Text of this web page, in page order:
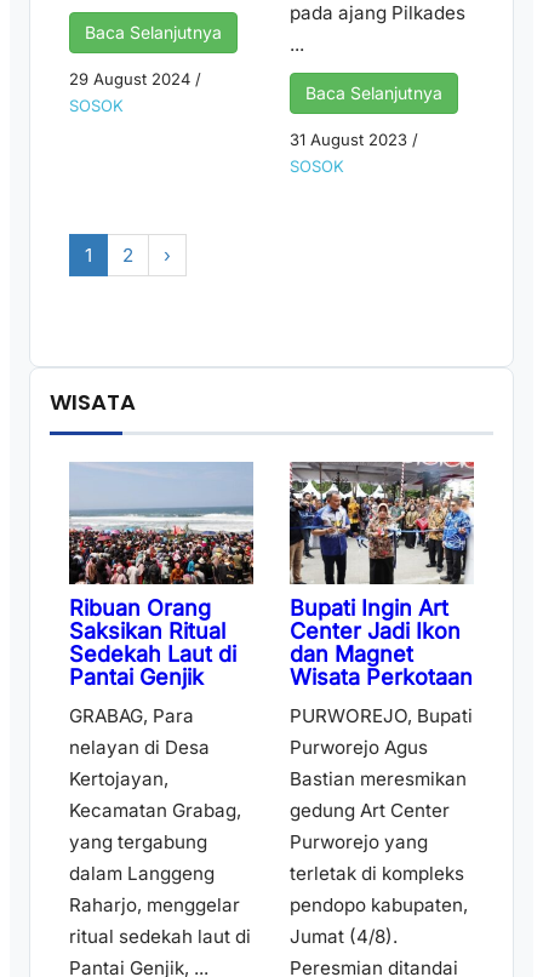
Baca Selanjutnya
29 August 2024 /
SOSOK
pada ajang Pilkades
...
Baca Selanjutnya
31 August 2023 /
SOSOK
1 2 ›
WISATA
Ribuan Orang
Saksikan Ritual
Sedekah Laut di
Pantai Genjik
GRABAG, Para
nelayan di Desa
Kertojayan,
Kecamatan Grabag,
yang tergabung
dalam Langgeng
Raharjo, menggelar
ritual sedekah laut di
Pantai Genjik, ...
Bupati Ingin Art
Center Jadi Ikon
dan Magnet
Wisata Perkotaan
PURWOREJO, Bupati
Purworejo Agus
Bastian meresmikan
gedung Art Center
Purworejo yang
terletak di kompleks
pendopo kabupaten,
Jumat (4/8).
Peresmian ditandai